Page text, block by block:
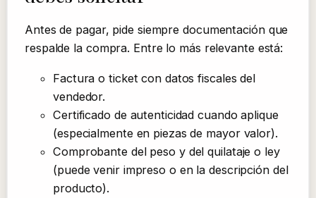
Antes de pagar, pide siempre documentación que
respalde la compra. Entre lo más relevante está:
Factura o ticket con datos fiscales del
vendedor.
Certificado de autenticidad cuando aplique
(especialmente en piezas de mayor valor).
Comprobante del peso y del quilataje o ley
(puede venir impreso o en la descripción del
producto).